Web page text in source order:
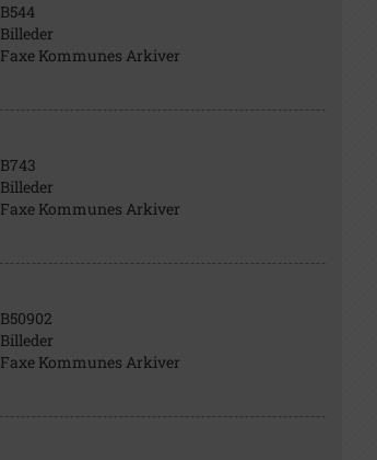
B544
Billeder
Faxe Kommunes Arkiver
B743
Billeder
Faxe Kommunes Arkiver
B50902
Billeder
Faxe Kommunes Arkiver